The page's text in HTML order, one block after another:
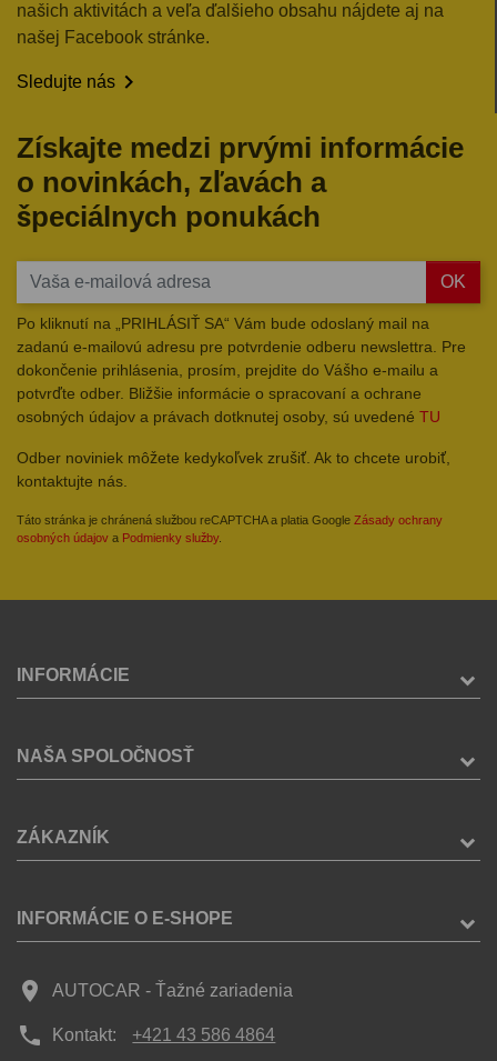
našich aktivitách a veľa ďalšieho obsahu nájdete aj na
našej Facebook stránke.
Sledujte nás 
Získajte medzi prvými informácie
o novinkách, zľavách a
špeciálnych ponukách
OK
Po kliknutí na „PRIHLÁSIŤ SA“ Vám bude odoslaný mail na
zadanú e-mailovú adresu pre potvrdenie odberu newslettra. Pre
dokončenie prihlásenia, prosím, prejdite do Vášho e-mailu a
potvrďte odber. Bližšie informácie o spracovaní a ochrane
osobných údajov a právach dotknutej osoby, sú uvedené TU
Odber noviniek môžete kedykoľvek zrušiť. Ak to chcete urobiť,
kontaktujte nás.
Táto stránka je chránená službou reCAPTCHA a platia Google Zásady ochrany
osobných údajov a Podmienky služby.
INFORMÁCIE
NAŠA SPOLOČNOSŤ
ZÁKAZNÍK
INFORMÁCIE O E-SHOPE
place AUTOCAR - Ťažné zariadenia
phone Kontakt: +421 43 586 4864